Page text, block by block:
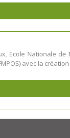
Ecole Nationale de
avec la